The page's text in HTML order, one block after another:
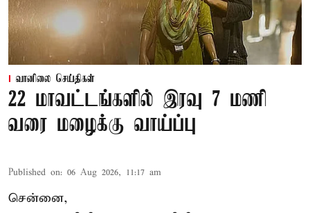
வானிலை செய்திகள்
22 மாவட்டங்களில் இரவு 7 மணி
வரை மழைக்கு வாய்ப்பு
Published on: 06 Aug 2026, 11:17 am
சென்னை,